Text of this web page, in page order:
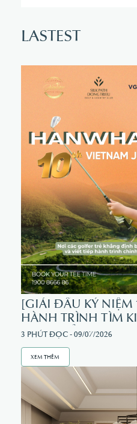
LASTEST
[GIẢI ĐẤU KỶ NIỆM
HÀNH TRÌNH TÌM
GOLF TRẺ
3 PHÚT ĐỌC - 09/07/2026
XEM THÊM